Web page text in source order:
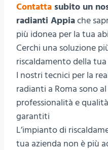
Contatta subito un
radianti Appiache
più idonea per la tua
Cerchi una soluzione
riscaldamento della tua
I nostri tecnici per la
radianti a Roma sono
professionalità e
garantiti
L’impianto di
tua azienda non è più